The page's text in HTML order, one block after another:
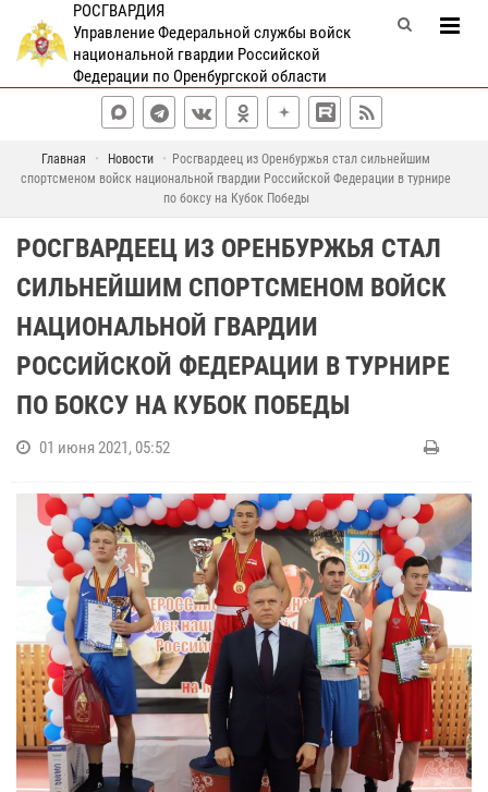
РОСГВАРДИЯ
Управление Федеральной службы войск
национальной гвардии Российской
Федерации по Оренбургской области
Главная Новости
Росгвардеец из Оренбуржья стал сильнейшим
спортсменом войск национальной гвардии Российской Федерации в турнире
по боксу на Кубок Победы
РОСГВАРДЕЕЦ ИЗ ОРЕНБУРЖЬЯ СТАЛ
СИЛЬНЕЙШИМ СПОРТСМЕНОМ ВОЙСК
НАЦИОНАЛЬНОЙ ГВАРДИИ
РОССИЙСКОЙ ФЕДЕРАЦИИ В ТУРНИРЕ
ПО БОКСУ НА КУБОК ПОБЕДЫ
01 июня 2021, 05:52